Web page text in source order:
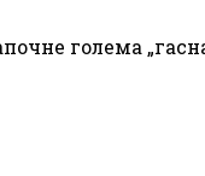
голема